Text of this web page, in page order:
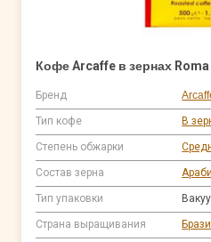
Кофе Arcaffe в зернах Roma
Бренд
Тип кофе В
Степень обжарки
Состав зерна
Тип упаковки
Страна выращивания